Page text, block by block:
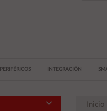
PERIFÉRICOS INTEGRACIÓN
Inicio